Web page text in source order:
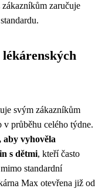
zaručuje
svým zákazníkům
v průběhu celého týdne.
aby vyhověla
s dětmi, kteří často
standardní
Max otevřena již od